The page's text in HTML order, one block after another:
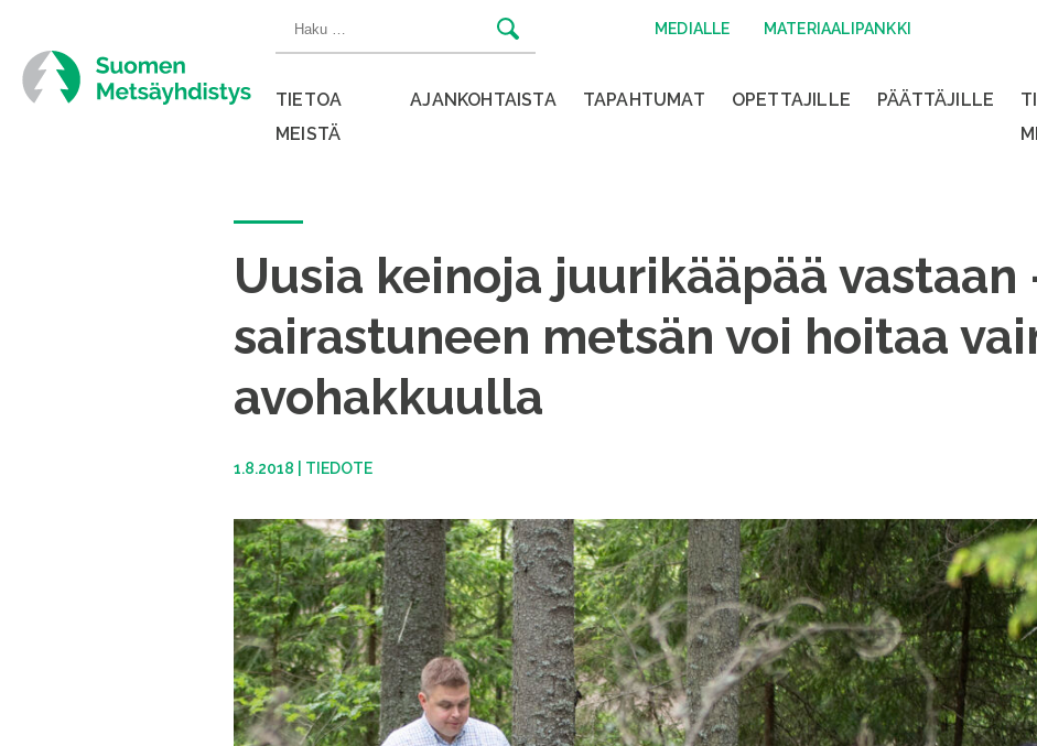
sisältöön
Haku: MEDIALLE MATERIAALIPANKKI
TIETOA
MEISTÄ
AJANKOHTAISTA TAPAHTUMAT OPETTAJILLE PÄÄTTÄJILLE
Uusia keinoja juurikääpää vastaan
sairastuneen metsän voi hoitaa
avohakkuulla
1.8.2018 TIEDOTE